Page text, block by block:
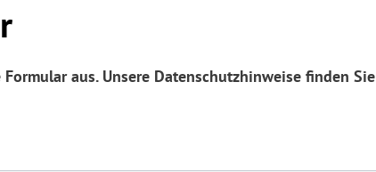
aus. Unsere Datenschutzhinweise finden Sie